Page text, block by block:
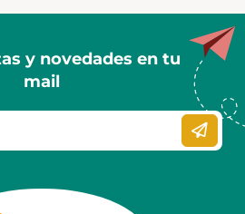
y novedades en tu
mail